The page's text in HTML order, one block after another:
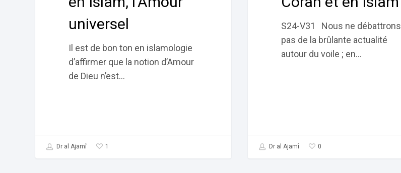
universel
universel
Il est de bon ton en islamologie
d’affirmer que la notion d’Amour
de Dieu n’est…
Dr al Ajamî 1
S24-V31 Nous ne débattrons
pas de la brûlante actualité
autour du voile ; en…
Dr al Ajamî 0